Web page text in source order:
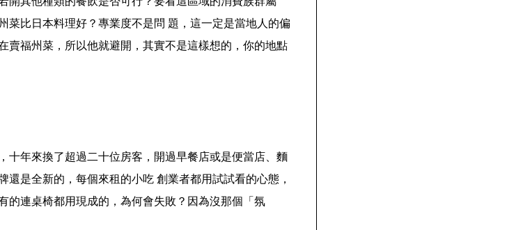
菜比日本料理好？專業度不是問 題，這一定是當地人的偏
賣福州菜，所以他就避開，其實不是這樣想的，你的地點
十年來換了超過二十位房客，開過早餐店或是便當店、麵
還是全新的，每個來租的小吃 創業者都用試試看的心態，
的連桌椅都用現成的，為何會失敗？因為沒那個「氛